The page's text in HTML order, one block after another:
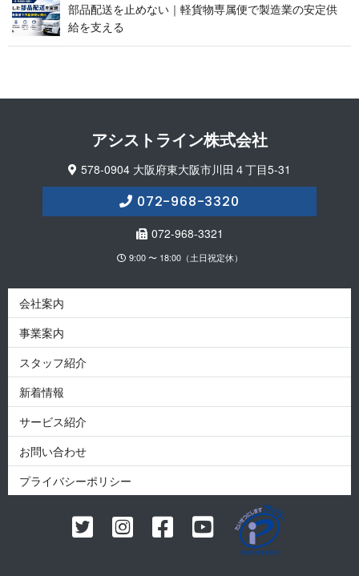
部品配送を止めない｜軽貨物専属便で製造業の安定供
給 を 支 え る
アシストライン 株 式 会 社
578-0904 大阪府東大阪市川田４丁目5-31
072-968-3320
072-968-3321
9:00 〜 18:00（土日祝定休）
会社案内
事業案内
スタッフ紹介
新着情報
サービス紹介
お問い合わせ
プライバシーポリシー